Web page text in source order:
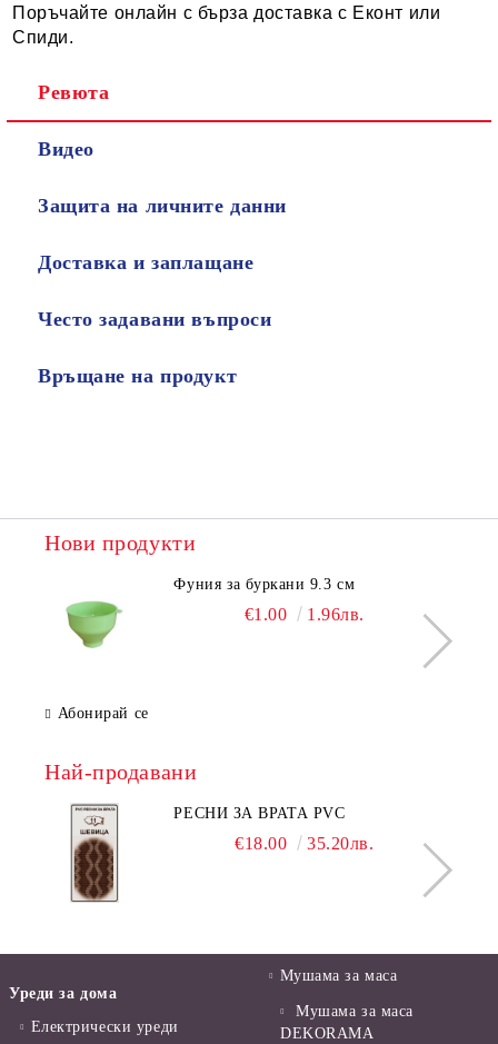
Поръчайте онлайн с бърза доставка с Еконт или
Спиди.
Ревюта
Видео
Защита на личните данни
Доставка и заплащане
Често задавани въпроси
Връщане на продукт
Нови продукти
Фуния за буркани 9.3 см
€1.00 1.96лв.
Абонирай се
Най-продавани
РЕСНИ ЗА ВРАТА PVC
€18.00 35.20лв.
Уреди за дома
Електрически уреди
Мушама за маса
Мушама за маса
DEKORAMA